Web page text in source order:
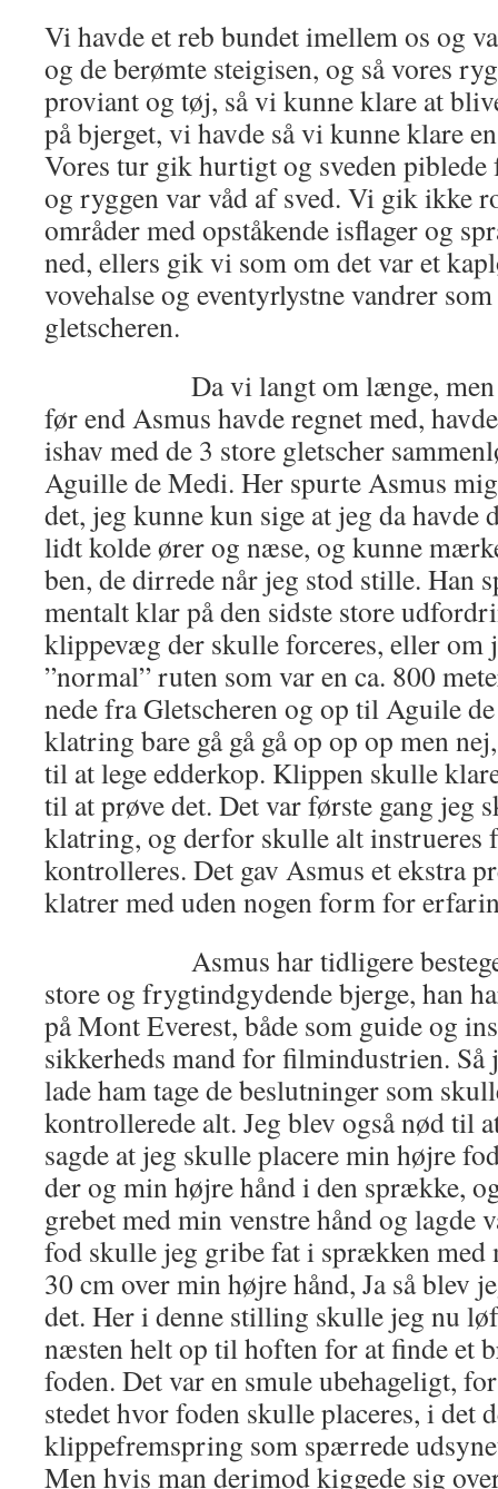
Vi havde et reb bundet imellem os og
og de berømte steigisen, og så vores
proviant og tøj, så vi kunne klare at
på bjerget, vi havde så vi kunne klare
Vores tur gik hurtigt og sveden piblede
og ryggen var våd af sved. Vi gik ikke
områder med opståkende isflager og
ned, ellers gik vi som om det var et
vovehalse og eventyrlystne vandrer
gletscheren.
Da vi langt om længe, men
før end Asmus havde regnet med,
ishav med de 3 store gletscher
Aguille de Medi. Her spurte Asmus
det, jeg kunne kun sige at jeg da havde
lidt kolde ører og næse, og kunne
ben, de dirrede når jeg stod stille. Han
mentalt klar på den sidste store
klippevæg der skulle forceres, eller om
”normal” ruten som var en ca. 800
nede fra Gletscheren og op til Aguile
klatring bare gå gå gå op op op men
til at lege edderkop. Klippen skulle
til at prøve det. Det var første gang jeg
klatring, og derfor skulle alt instrueres
kontrolleres. Det gav Asmus et ekstra
klatrer med uden nogen form for
Asmus har tidligere besteget
store og frygtindgydende bjerge, han
på Mont Everest, både som guide og
sikkerheds mand for filmindustrien. Så
lade ham tage de beslutninger som
kontrollerede alt. Jeg blev også nød til
sagde at jeg skulle placere min højre
der og min højre hånd i den sprække,
grebet med min venstre hånd og lagde
fod skulle jeg gribe fat i sprækken med
30 cm over min højre hånd, Ja så blev
det. Her i denne stilling skulle jeg nu
næsten helt op til hoften for at finde et
foden. Det var en smule ubehageligt,
stedet hvor foden skulle placeres, i det
klippefremspring som spærrede
Men hvis man derimod kiggede sig